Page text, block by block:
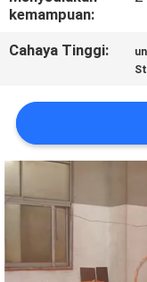
KAMI
KUTIPAN
SITEMAP
KEBIJAKAN
PRIVASI
kemampuan:
Cahaya Tinggi: